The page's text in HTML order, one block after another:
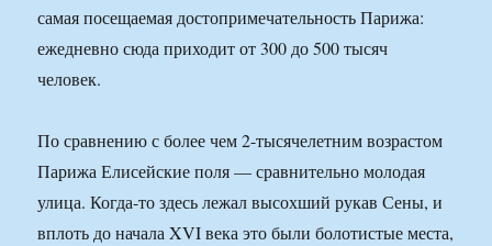
самая посещаемая достопримечательность Парижа:
ежедневно сюда приходит от 300 до 500 тысяч
человек.
По сравнению с более чем 2-тысячелетним возрастом
Парижа Елисейские поля — сравнительно молодая
улица. Когда-то здесь лежал высохший рукав Сены, и
вплоть до начала XVI века это были болотистые места,